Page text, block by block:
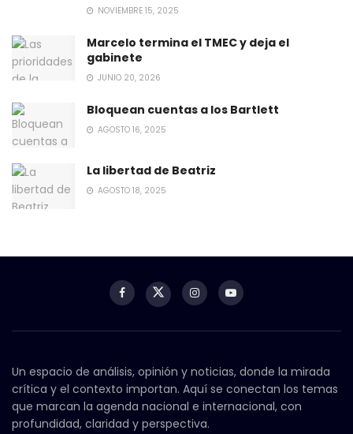
NOVIEMBRE 15, 2025
Marcelo termina el TMEC y deja el
gabinete
JUNIO 20, 2026
Bloquean cuentas a los Bartlett
AGOSTO 16, 2025
La libertad de Beatriz
AGOSTO 18, 2025
Un espacio de análisis, opinión y noticias, donde la mirada
crítica y el contexto importan. Aquí se conectan los temas
que marcan la agenda nacional e internacional, con
profundidad, claridad y perspectiva.